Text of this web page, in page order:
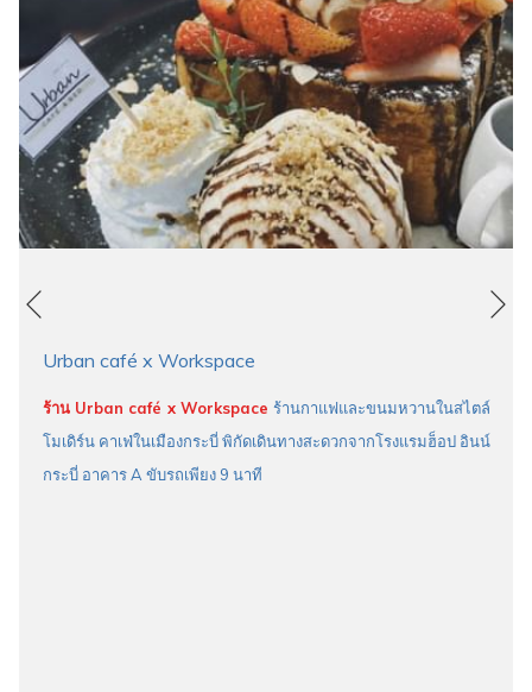
หน้าที่แล้ว
Urban café x Workspace
ร้าน Urban café x Workspace ร้านกาแฟและขนมหวานในสไตล์
โมเดิร์น คาเฟ่ในเมืองกระบี่ พิกัดเดินทางสะดวกจากโรงแรมฮ็อป อินน์
กระบี่ อาคาร A ขับรถเพียง 9 นาที